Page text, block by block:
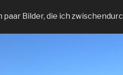
paar Bilder, die ich